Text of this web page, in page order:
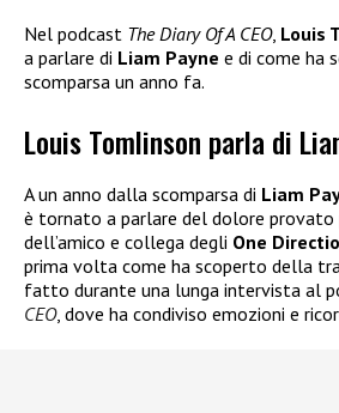
Nel podcast The Diary Of A CEO, Louis
a parlare di Liam Payne e di come ha
scomparsa un anno fa.
Louis Tomlinson parla di
A un anno dalla scomparsa di Liam
è tornato a parlare del dolore provato
dell’amico e collega degli One
prima volta come ha scoperto della
fatto durante una lunga intervista al
CEO, dove ha condiviso emozioni e